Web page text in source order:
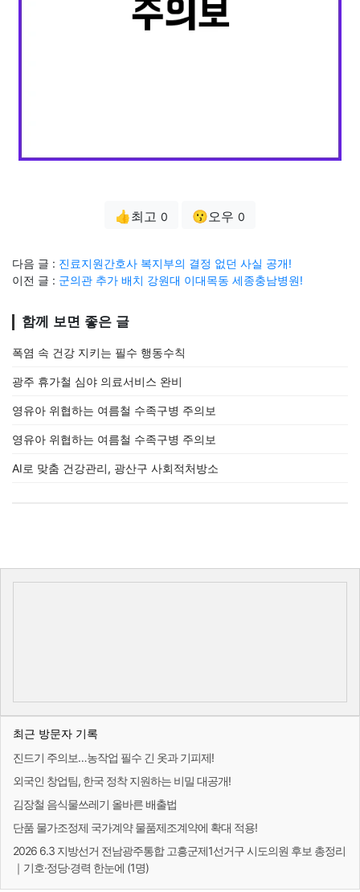
👍최고 0 😗오우 0
다음 글 : 진료지원간호사 복지부의 결정 없던 사실 공개!
이전 글 : 군의관 추가 배치 강원대 이대목동 세종충남병원!
함께 보면 좋은 글
폭염 속 건강 지키는 필수 행동수칙
광주 휴가철 심야 의료서비스 완비
영유아 위협하는 여름철 수족구병 주의보
영유아 위협하는 여름철 수족구병 주의보
AI로 맞춤 건강관리, 광산구 사회적처방소
최근 방문자 기록
진드기 주의보…농작업 필수 긴 옷과 기피제!
외국인 창업팀, 한국 정착 지원하는 비밀 대공개!
김장철 음식물쓰레기 올바른 배출법
단품 물가조정제 국가계약 물품제조계약에 확대 적용!
2026 6.3 지방선거 전남광주통합 고흥군제1선거구 시도의원 후보 총정리
｜기호·정당·경력 한눈에 (1명)